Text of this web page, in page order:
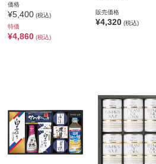
価格
¥5,400 (税込)
特価
¥4,860 (税込)
販売価格
¥4,320(税込)